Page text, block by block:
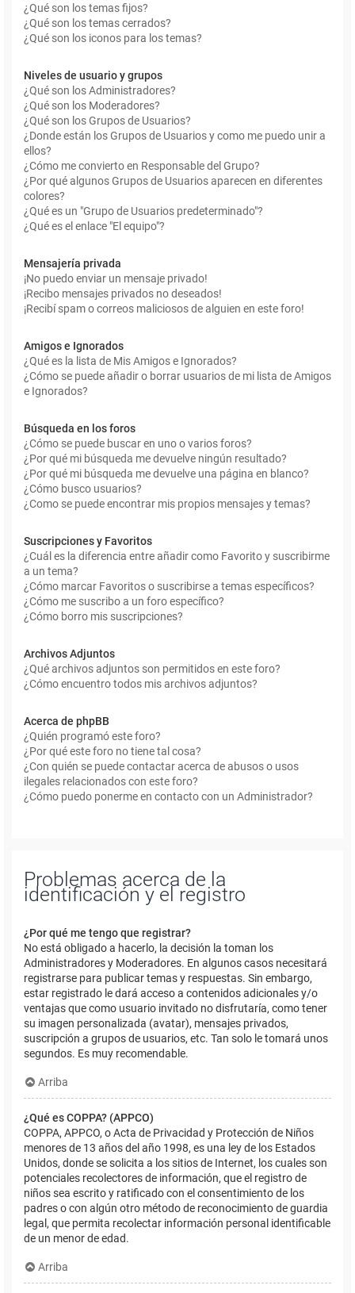
¿Qué son los temas fijos?
¿Qué son los temas cerrados?
¿Qué son los iconos para los temas?
Niveles de usuario y grupos
¿Qué son los Administradores?
¿Qué son los Moderadores?
¿Qué son los Grupos de Usuarios?
¿Donde están los Grupos de Usuarios y como me puedo unir a
ellos?
¿Cómo me convierto en Responsable del Grupo?
¿Por qué algunos Grupos de Usuarios aparecen en diferentes
colores?
¿Qué es un "Grupo de Usuarios predeterminado"?
¿Qué es el enlace "El equipo"?
Mensajería privada
¡No puedo enviar un mensaje privado!
¡Recibo mensajes privados no deseados!
¡Recibí spam o correos maliciosos de alguien en este foro!
Amigos e Ignorados
¿Qué es la lista de Mis Amigos e Ignorados?
¿Cómo se puede añadir o borrar usuarios de mi lista de Amigos
e Ignorados?
Búsqueda en los foros
¿Cómo se puede buscar en uno o varios foros?
¿Por qué mi búsqueda me devuelve ningún resultado?
¿Por qué mi búsqueda me devuelve una página en blanco?
¿Cómo busco usuarios?
¿Como se puede encontrar mis propios mensajes y temas?
Suscripciones y Favoritos
¿Cuál es la diferencia entre añadir como Favorito y suscribirme
a un tema?
¿Cómo marcar Favoritos o suscribirse a temas específicos?
¿Cómo me suscribo a un foro específico?
¿Cómo borro mis suscripciones?
Archivos Adjuntos
¿Qué archivos adjuntos son permitidos en este foro?
¿Cómo encuentro todos mis archivos adjuntos?
Acerca de phpBB
¿Quién programó este foro?
¿Por qué este foro no tiene tal cosa?
¿Con quién se puede contactar acerca de abusos o usos
ilegales relacionados con este foro?
¿Cómo puedo ponerme en contacto con un Administrador?
Problemas acerca de la
identificación y el registro
¿Por qué me tengo que registrar?
No está obligado a hacerlo, la decisión la toman los
Administradores y Moderadores. En algunos casos necesitará
registrarse para publicar temas y respuestas. Sin embargo,
estar registrado le dará acceso a contenidos adicionales y/o
ventajas que como usuario invitado no disfrutaría, como tener
su imagen personalizada (avatar), mensajes privados,
suscripción a grupos de usuarios, etc. Tan solo le tomará unos
segundos. Es muy recomendable.
Arriba
¿Qué es COPPA? (APPCO)
COPPA, APPCO, o Acta de Privacidad y Protección de Niños
menores de 13 años del año 1998, es una ley de los Estados
Unidos, donde se solicita a los sitios de Internet, los cuales son
potenciales recolectores de información, que el registro de
niños sea escrito y ratificado con el consentimiento de los
padres o con algún otro método de reconocimiento de guardia
legal, que permita recolectar información personal identificable
de un menor de edad.
Arriba